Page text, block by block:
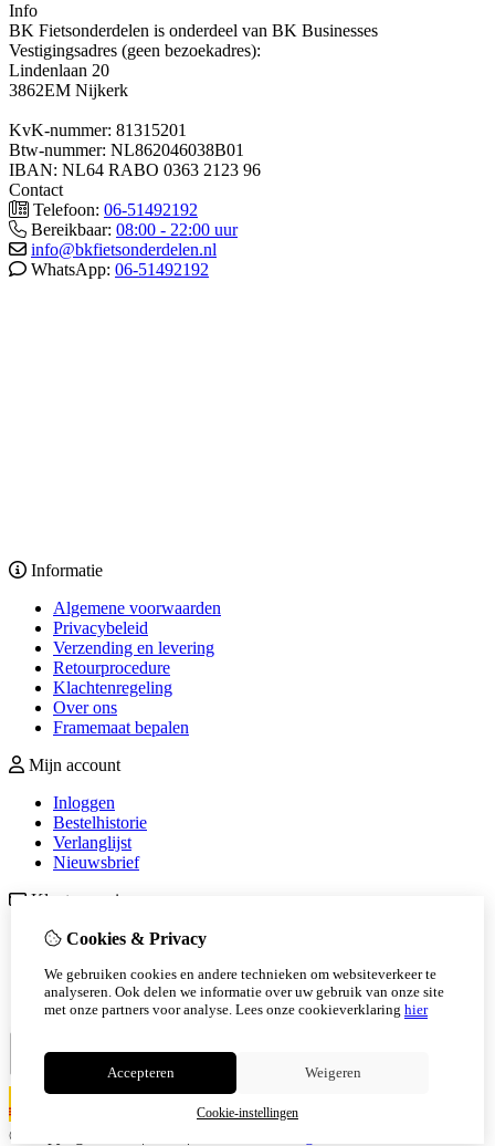
Info
BK Fietsonderdelen is onderdeel van BK Businesses
Vestigingsadres (geen bezoekadres):
Lindenlaan 20
3862EM Nijkerk
KvK-nummer: 81315201
Btw-nummer: NL862046038B01
IBAN: NL64 RABO 0363 2123 96
Contact
Telefoon: 06-51492192
Bereikbaar: 08:00 - 22:00 uur
info@bkfietsonderdelen.nl
WhatsApp: 06-51492192
Informatie
Algemene voorwaarden
Privacybeleid
Verzending en levering
Retourprocedure
Klachtenregeling
Over ons
Framemaat bepalen
Mijn account
Inloggen
Bestelhistorie
Verlanglijst
Nieuwsbrief
Klantenservice
Contact
Sitemap
Veelgestelde vragen
© Copyright 2026
Cookies & Privacy
We gebruiken cookies en andere technieken om websiteverkeer te
analyseren. Ook delen we informatie over uw gebruik van onze site
met onze partners voor analyse. Lees onze cookieverklaring hier
Accepteren Weigeren
Cookie-instellingen